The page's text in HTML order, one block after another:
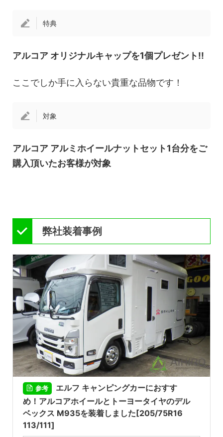
特典
アルコア オリジナルキャップを1個プレゼント!!
ここでしか手に入らない貴重な品物です！
対象
アルコア アルミホイールナットセット1台分をご
購入頂いたお客様が対象
弊社装着事例
参考
エルフ キャンピングカーにおすす
め！アルコアホイールとトーヨータイヤのデル
ベックス M935を装着しました[205/75R16
113/111]